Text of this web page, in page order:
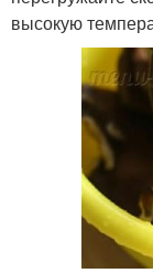
Жульен из
высокую